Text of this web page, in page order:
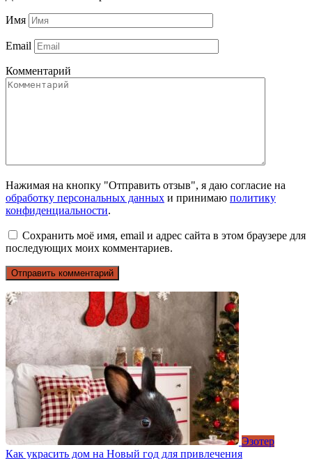
Имя
Email
Комментарий
Нажимая на кнопку "Отправить отзыв", я даю согласие на
обработку персональных данных и принимаю политику
конфиденциальности.
Сохранить моё имя, email и адрес сайта в этом браузере для
последующих моих комментариев.
Эзотер
Как украсить дом на Новый год для привлечения